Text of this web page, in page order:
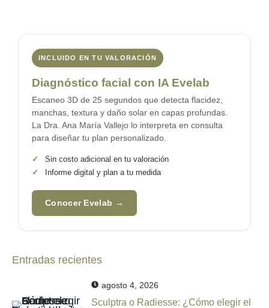
INCLUIDO EN TU VALORACIÓN
Diagnóstico facial con IA Evelab
Escaneo 3D de 25 segundos que detecta flacidez,
manchas, textura y daño solar en capas profundas.
La Dra. Ana María Vallejo lo interpreta en consulta
para diseñar tu plan personalizado.
✓
Sin costo adicional en tu valoración
✓
Informe digital y plan a tu medida
Conocer Evelab →
Entradas recientes
agosto 4, 2026
Sculptra o Radiesse: ¿Cómo elegir el